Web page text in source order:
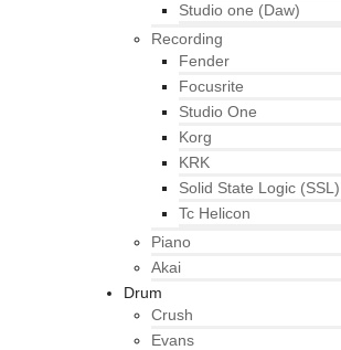
Studio one (Daw)
Recording
Fender
Focusrite
Studio One
Korg
KRK
Solid State Logic (SSL)
Tc Helicon
Piano
Akai
Drum
Crush
Evans